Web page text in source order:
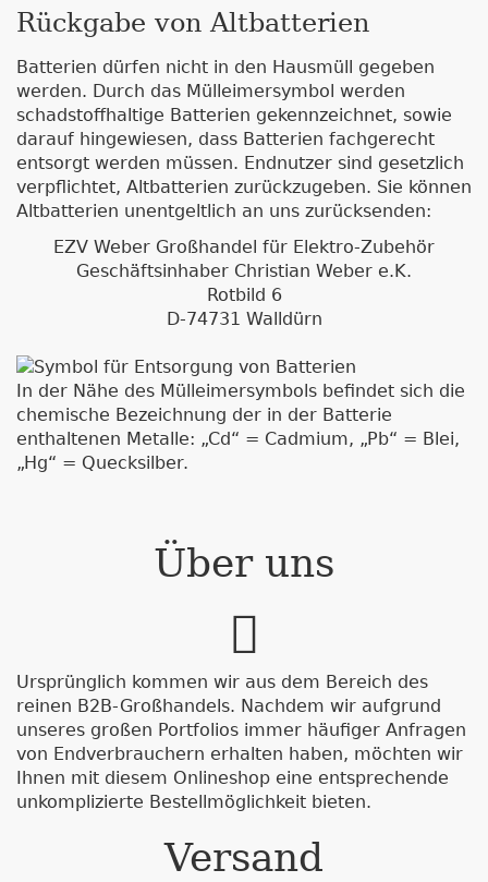
Rückgabe von Altbatterien
Batterien dürfen nicht in den Hausmüll gegeben
werden. Durch das Mülleimersymbol werden
schadstoffhaltige Batterien gekennzeichnet, sowie
darauf hingewiesen, dass Batterien fachgerecht
entsorgt werden müssen. Endnutzer sind gesetzlich
verpflichtet, Altbatterien zurückzugeben. Sie können
Altbatterien unentgeltlich an uns zurücksenden:
EZV Weber Großhandel für Elektro-Zubehör
Geschäftsinhaber Christian Weber e.K.
Rotbild 6
D-74731 Walldürn
In der Nähe des Mülleimersymbols befindet sich die
chemische Bezeichnung der in der Batterie
enthaltenen Metalle: „Cd“ = Cadmium, „Pb“ = Blei,
„Hg“ = Quecksilber.
Über uns
Ursprünglich kommen wir aus dem Bereich des
reinen B2B-Großhandels. Nachdem wir aufgrund
unseres großen Portfolios immer häufiger Anfragen
von Endverbrauchern erhalten haben, möchten wir
Ihnen mit diesem Onlineshop eine entsprechende
unkomplizierte Bestellmöglichkeit bieten.
Versand